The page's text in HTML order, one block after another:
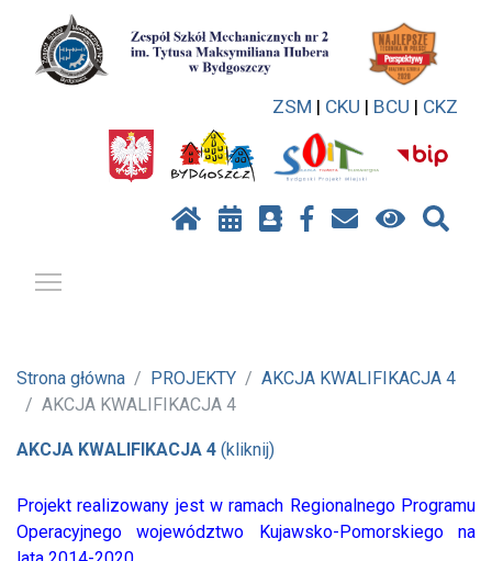
ZSM | CKU | BCU | CKZ
Strona główna PROJEKTY
AKCJA KWALIFIKACJA 4
AKCJA KWALIFIKACJA 4
AKCJA KWALIFIKACJA 4 (kliknij)
Projekt realizowany jest w ramach Regionalnego Programu
Operacyjnego województwo Kujawsko-Pomorskiego na